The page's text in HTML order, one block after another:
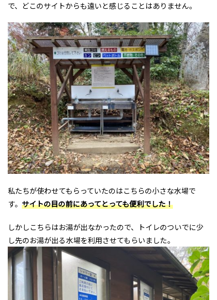
で、どこのサイトからも遠いと感じることはありません。
私たちが使わせてもらっていたのはこちらの小さな水場で
す。 サイトの目の前にあってとっても便利でした！
しかしこちらはお湯が出なかったので、トイレのついでに少
し先のお湯が出る水場を利用させてもらいました。